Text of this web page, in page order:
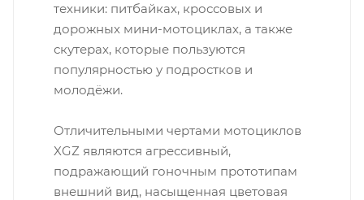
техники: питбайках, кроссовых и
дорожных мини-мотоциклах, а также
скутерах, которые пользуются
популярностью у подростков и
молодёжи.
Отличительными чертами мотоциклов
XGZ являются агрессивный,
подражающий гоночным прототипам
внешний вид, насыщенная цветовая